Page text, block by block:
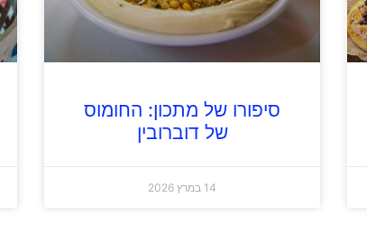
סיפורו של מתכון: החומוס
של דוברובין
14 במרץ 2026